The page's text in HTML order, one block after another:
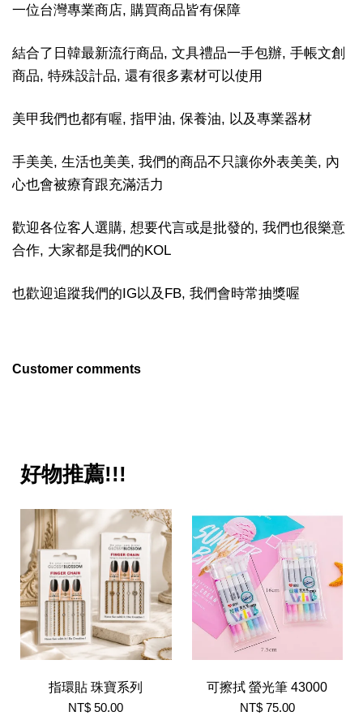
一位台灣專業商店, 購買商品皆有保障
結合了日韓最新流行商品, 文具禮品一手包辦, 手帳文創
商品, 特殊設計品, 還有很多素材可以使用
美甲我們也都有喔, 指甲油, 保養油, 以及專業器材
手美美, 生活也美美, 我們的商品不只讓你外表美美, 內
心也會被療育跟充滿活力
歡迎各位客人選購, 想要代言或是批發的, 我們也很樂意
合作, 大家都是我們的KOL
也歡迎追蹤我們的IG以及FB, 我們會時常抽獎喔
Customer comments
好物推薦!!!
指環貼 珠寶系列
NT$ 50.00
可擦拭 螢光筆 43000
NT$ 75.00